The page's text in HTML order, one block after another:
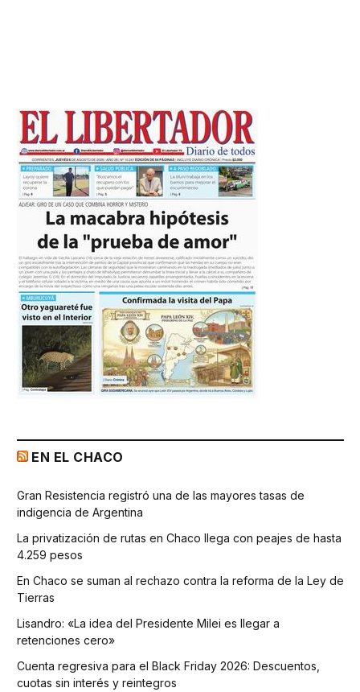
EN EL CHACO
Gran Resistencia registró una de las mayores tasas de
indigencia de Argentina
La privatización de rutas en Chaco llega con peajes de hasta
4.259 pesos
En Chaco se suman al rechazo contra la reforma de la Ley de
Tierras
Lisandro: «La idea del Presidente Milei es llegar a
retenciones cero»
Cuenta regresiva para el Black Friday 2026: Descuentos,
cuotas sin interés y reintegros